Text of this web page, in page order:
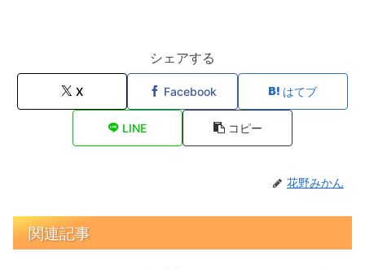
シェアする
X Facebook はてブ
LINE コピー
花野みかん
関連記事